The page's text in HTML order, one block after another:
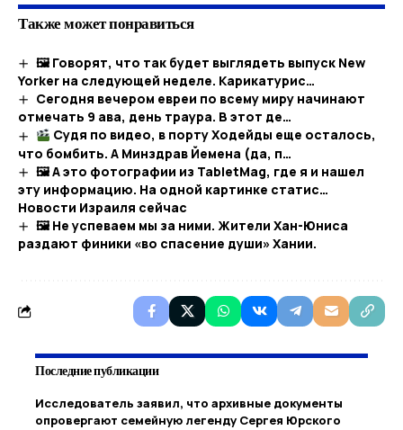
Также может понравиться
🖼 Говорят, что так будет выглядеть выпуск New
Yorker на следующей неделе. Карикатурис…​
Сегодня вечером евреи по всему миру начинают
отмечать 9 ава, день траура. В этот де…
Судя по видео, в порту Ходейды еще осталось,
что бомбить. А Минздрав Йемена (да, п…
🖼 А это фотографии из TabletMag, где я и нашел
эту информацию. На одной картинке статис…​
Новости Израиля сейчас
🖼 Не успеваем мы за ними. Жители Хан-Юниса
раздают финики «во спасение души» Хании.
Последние публикации
Исследователь заявил, что архивные документы
опровергают семейную легенду Сергея Юрского